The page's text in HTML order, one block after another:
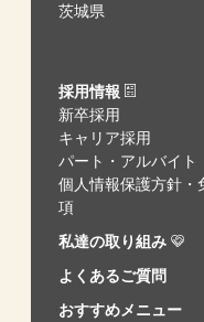
茨城県
採用情報
新卒採用
キャリア採用
パート・アルバイト
個人情報保護方針・
項
私達の取り組み
よくあるご質問
おすすめメニュー